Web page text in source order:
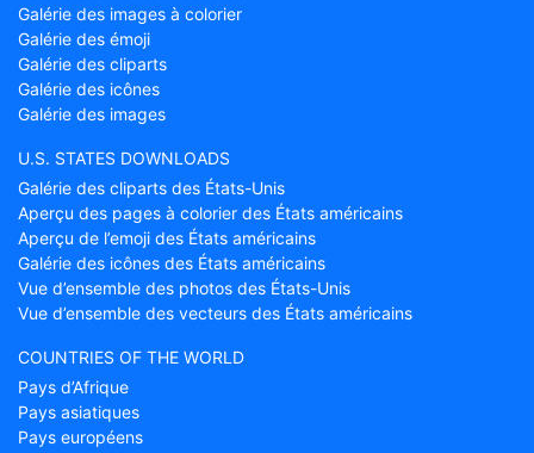
Galérie des images à colorier
Galérie des émoji
Galérie des cliparts
Galérie des icônes
Galérie des images
U.S. STATES DOWNLOADS
Galérie des cliparts des États-Unis
Aperçu des pages à colorier des États américains
Aperçu de l’emoji des États américains
Galérie des icônes des États américains
Vue d’ensemble des photos des États-Unis
Vue d’ensemble des vecteurs des États américains
COUNTRIES OF THE WORLD
Pays d’Afrique
Pays asiatiques
Pays européens